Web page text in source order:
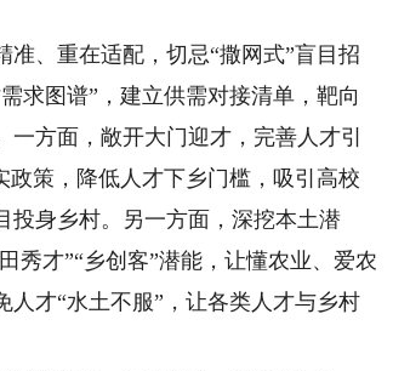
、重在适配，切忌“撒网式”盲目招
求图谱”，建立供需对接清单，靶向
方面，敞开大门迎才，完善人才引
策，降低人才下乡门槛，吸引高校
投身乡村。另一方面，深挖本土潜
秀才”“乡创客”潜能，让懂农业、爱农
才“水土不服”，让各类人才与乡村